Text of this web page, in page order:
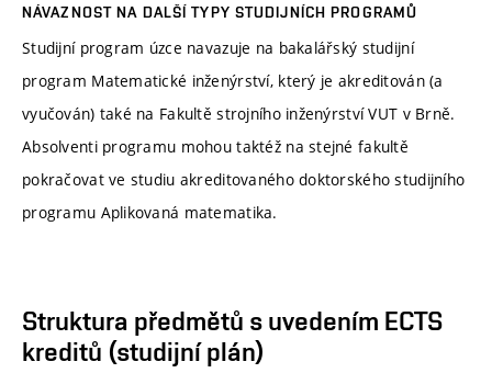
NÁVAZNOST NA DALŠÍ TYPY STUDIJNÍCH PROGRAMŮ
Studijní program úzce navazuje na bakalářský studijní
program Matematické inženýrství, který je akreditován (a
vyučován) také na Fakultě strojního inženýrství VUT v Brně.
Absolventi programu mohou taktéž na stejné fakultě
pokračovat ve studiu akreditovaného doktorského studijního
programu Aplikovaná matematika.
Struktura předmětů s uvedením ECTS
kreditů (studijní plán)